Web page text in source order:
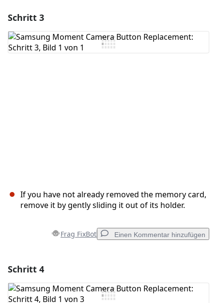
Schritt 3
If you have not already removed the memory card,
remove it by gently sliding it out of its holder.
Frag FixBot Einen Kommentar hinzufügen
Kommentar hinzufügen
Schritt 4